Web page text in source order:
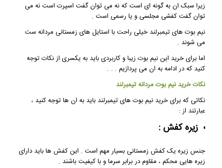
زیرا سبک ان به گونه ای است که نه می توان گفت اسپرت است نه می
توان گفت کفشی مجلسی و یا رسمی است .
نیم بوت های تیمبرلند خیلی راحت با استایل های زمستانی مردانه ست
می شوند .
اما برای خرید این نیم بوت زیبا و کاربردی باید به یکسری از نکات توجه
کنید که در ادامه به ان می پردازیم . . .
نکات خرید نیم بوت مردانه تیمبرلند
نکاتی که برای خرید نیم بوت های تیمبرلند باید به ان ها توجه کنید ،
عبارتند از :
زیره کفش :
جنس زیره یک کفش زمستانی بسیار مهم است . این کفش ها باید دارای
زیره هایی محکم ، مقاوم در برابر سرما و با کیفیت باشند .